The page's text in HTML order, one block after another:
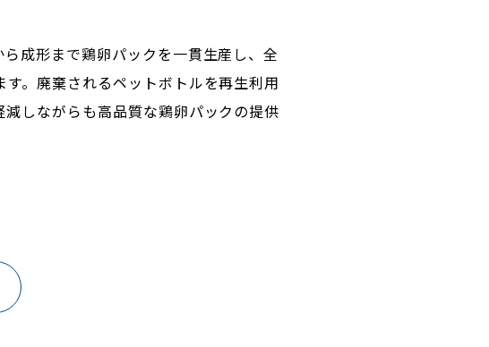
成形まで鶏卵パックを一貫生産し、全
。廃棄されるペットボトルを再生利用
しながらも高品質な鶏卵パックの提供